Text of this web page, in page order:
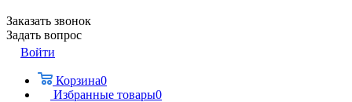
Заказать звонок
Задать вопрос
Войти
Корзина0
Избранные товары0